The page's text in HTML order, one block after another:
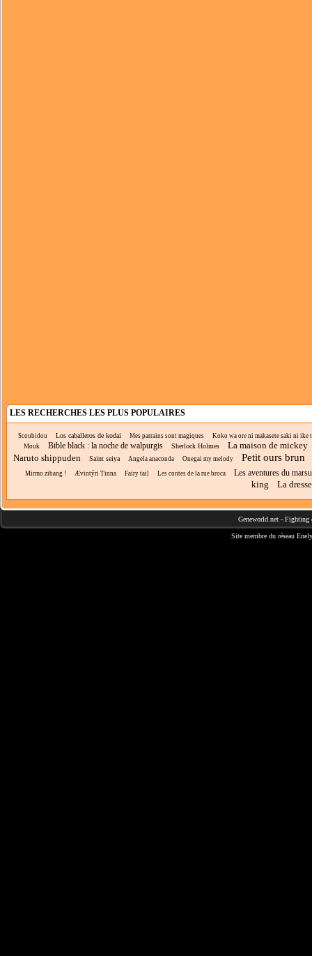
LES RECHERCHES LES PLUS POPULAIRES
Scoubidou Los caballeros de kodai Mes parrains sont magiques
Koko wa ore ni makasete saki ni ike
Mouk
Bible black : la noche de walpurgis Sherlock Holmes
La maison de mickey
Naruto shippuden
Saint seiya Angela anaconda Onegai my melody Petit ours brun
Mirmo zibang ! Ævintýri Tinna Fairy tail Les contes de la rue broca Les aventures du
king La
Geneworld.net - Fighting
Site membre du réseau